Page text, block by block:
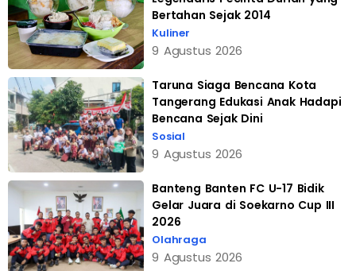
Bertahan Sejak 2014
Kuliner
9 Agustus 2026
Taruna Siaga Bencana Kota
Tangerang Edukasi Anak Hadapi
Bencana Sejak Dini
Sosial
9 Agustus 2026
Banteng Banten FC U-17 Bidik
Gelar Juara di Soekarno Cup III
2026
Olahraga
9 Agustus 2026